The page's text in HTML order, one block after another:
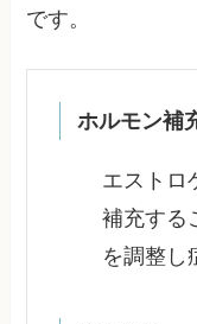
です。
ホルモン補
エストロ
補充する
を調整し